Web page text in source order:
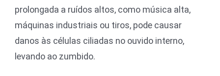
prolongada a ruídos altos, como música alta,
máquinas industriais ou tiros, pode causar
danos às células ciliadas no ouvido interno,
levando ao zumbido.